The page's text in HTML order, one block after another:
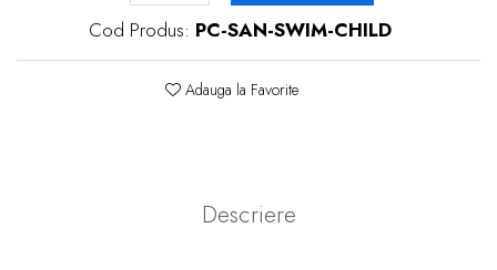
Cod Produs: PC-SAN-SWIM-CHILD
Adauga la Favorite
Descriere